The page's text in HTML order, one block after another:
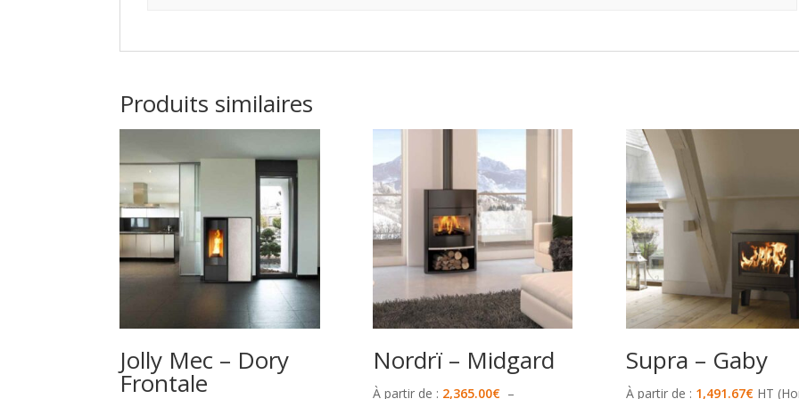
Produits similaires
Jolly Mec – Dory
Frontale
Nordrï – Midgard
À partir de : 2,365.00€ –
Supra – Gaby
À partir de : 1,491.67€HT